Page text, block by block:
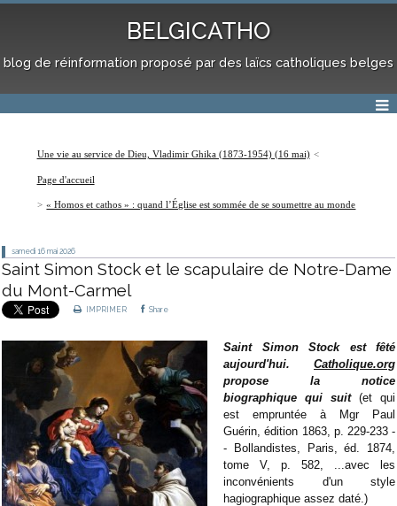
BELGICATHO
blog de réinformation proposé par des laïcs catholiques belges
Une vie au service de Dieu, Vladimir Ghika (1873-1954) (16 mai)
Page d'accueil
« Homos et cathos » : quand l’Église est sommée de se soumettre au monde
samedi 16 mai 2026
Saint Simon Stock et le scapulaire de Notre-Dame
du Mont-Carmel
IMPRIMER Share
Saint Simon Stock est fêté
aujourd'hui. Catholique.org
propose la notice
biographique qui suit(et qui
est empruntéeà Mgr Paul
Guérin, édition 1863, p. 229-233 -
- Bollandistes, Paris, éd. 1874,
tome V, p. 582, ...avec les
inconvénients d'un style
hagiographique assez daté.)